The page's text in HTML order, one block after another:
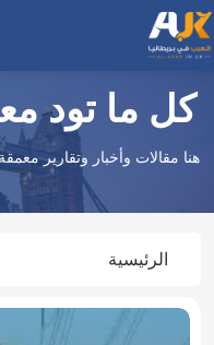
ابحث
الموقع
كل ما تود
هنا مقالات وأخبار وتقارير
الرئيسية